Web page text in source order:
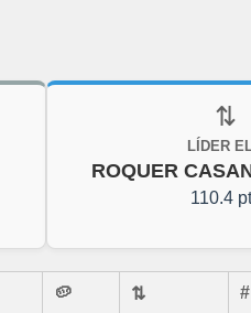
⇅
LÍDER
ROQUER
110.4
🥔 ⇅